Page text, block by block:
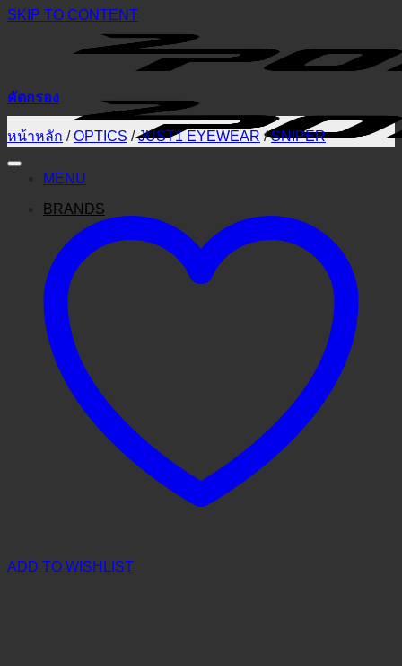
SKIP TO CONTENT
MENU
BRANDS
คัดกรอง
หน้าหลัก / OPTICS / JUST1 EYEWEAR / SNIPER
ADD TO WISHLIST